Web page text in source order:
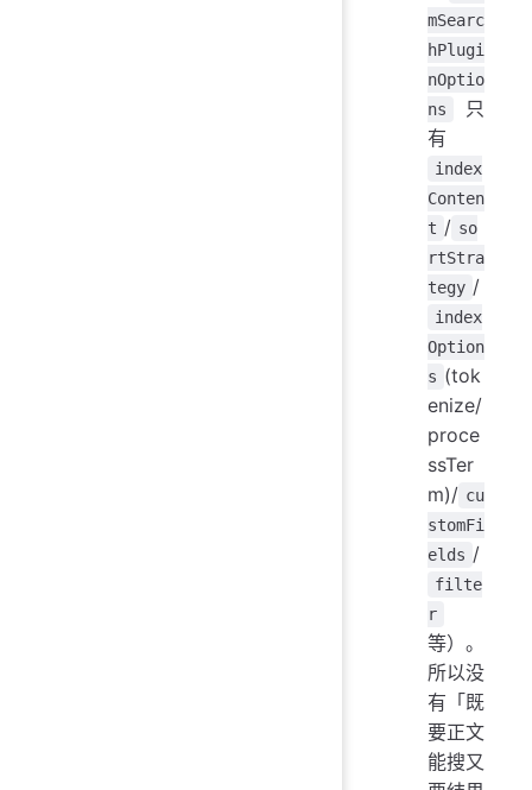
mSearc
hPlugi
nOptio
ns
只
有
index
Conten
t / so
rtStra
tegy /
index
Option
s (tok
enize/
proce
ssTer
m)/ cu
stomFi
elds /
filte
r
等）。
所以没
有「既
要正文
能搜又